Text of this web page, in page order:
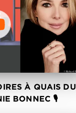
À QUAIS DU
BONNEC 🎙️